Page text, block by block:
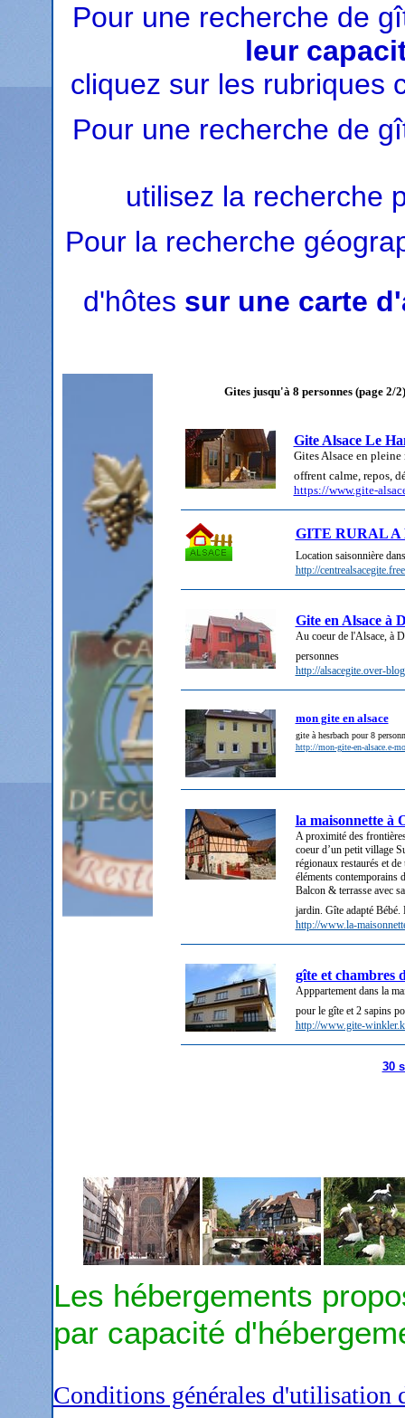
Pour une recherche de
leur
cliquez sur les rubriques
Pour une recherche de
utilisez la recherche
Pour la recherche
d'hôtes sur une carte
Gites jusqu'à 8 personnes (page 2/2)
Gite Alsace Le
Gites Alsace en
offrent calme, repos,
https://www.gite-
GITE RURAL
Location saisonnière
http://
Gite en Alsace à
Au coeur de l'Alsace, à
personnes
http://alsacegite.over-
mon gite en alsace
gite à hesrbach pour 8
http://mon-gite-en-alsace.e-
la maisonnette à
A proximité des
coeur d’un petit village
régionaux restaurés et
éléments contemporains
Balcon & terrasse avec
jardin. Gîte adapté Bébé.
http://www.la-
gîte et
Apppartement dans la
pour le gîte et 2 sapins
http://www.gite-
30
Les hébergements
par capacité
Conditions générales d'utilisation